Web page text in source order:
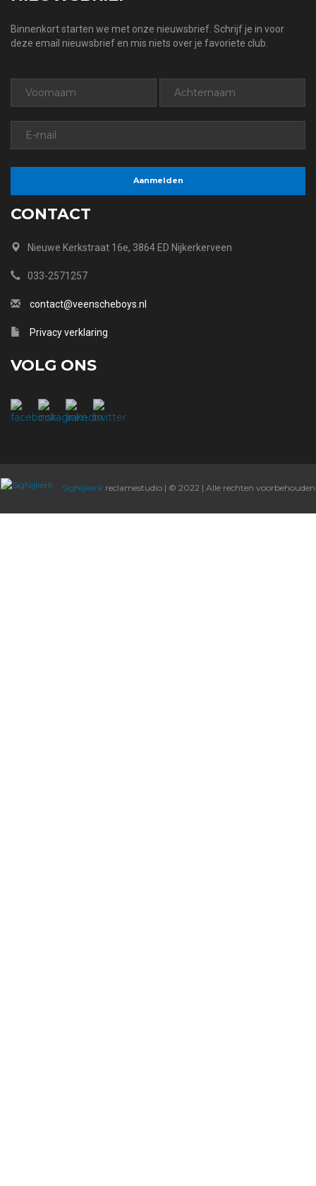
Binnenkort starten we met onze nieuwsbrief. Schrijf je in voor
deze email nieuwsbrief en mis niets over je favoriete club.
CONTACT
Nieuwe Kerkstraat 16e, 3864 ED Nijkerkerveen
033-2571257
contact@veenscheboys.nl
Privacy verklaring
VOLG ONS
SigNijkerk reclamestudio | © 2022 | Alle rechten voorbehouden